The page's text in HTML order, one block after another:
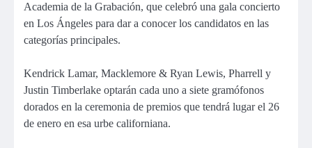
Academia de la Grabación, que celebró una gala concierto
en Los Ángeles para dar a conocer los candidatos en las
categorías principales.
Kendrick Lamar, Macklemore & Ryan Lewis, Pharrell y
Justin Timberlake optarán cada uno a siete gramófonos
dorados en la ceremonia de premios que tendrá lugar el 26
de enero en esa urbe californiana.